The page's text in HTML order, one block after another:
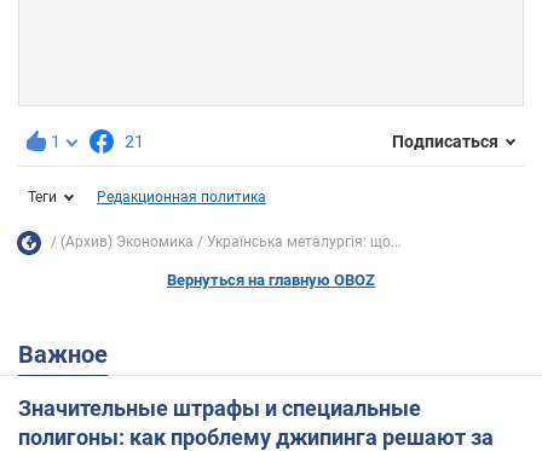
1 21 Подписаться
Теги Редакционная политика
(Архив) Экономика Українська металургія: що...
Вернуться на главную OBOZ
Важное
Значительные штрафы и специальные
полигоны: как проблему джипинга решают за